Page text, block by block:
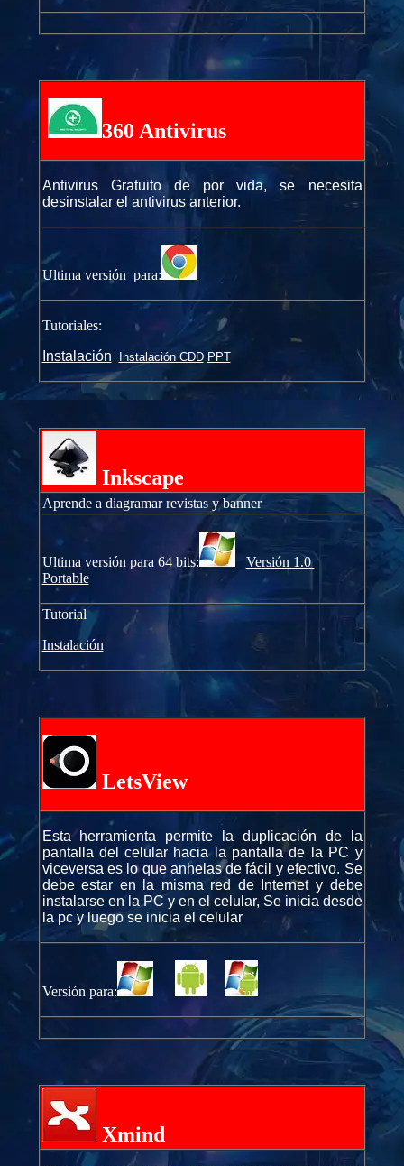
360 Antivirus
Antivirus Gratuito de por vida, se necesita
desinstalar el antivirus anterior.
Ultima versión para:
Tutoriales:
Instalación
Instalación CDD PPT
Inkscape
Aprende a diagramar revistas y banner
Ultima versión para 64 bits:
Versión 1.0
Portable
Tutorial
Instalación
LetsView
Esta herramienta permite la duplicación de la
pantalla del celular hacia la pantalla de la PC y
viceversa es lo que anhelas de fácil y efectivo. Se
debe estar en la misma red de Internet y debe
instalarse en la PC y en el celular, Se inicia desde
la pc y luego se inicia el celular
Versión para:
Xmind